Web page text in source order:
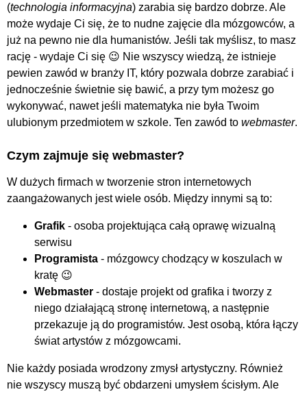
(technologia informacyjna) zarabia się bardzo dobrze. Ale
może wydaje Ci się, że to nudne zajęcie dla mózgowców, a
już na pewno nie dla humanistów. Jeśli tak myślisz, to masz
rację - wydaje Ci się 😉 Nie wszyscy wiedzą, że istnieje
pewien zawód w branży IT, który pozwala dobrze zarabiać i
jednocześnie świetnie się bawić, a przy tym możesz go
wykonywać, nawet jeśli matematyka nie była Twoim
ulubionym przedmiotem w szkole. Ten zawód to webmaster.
Czym zajmuje się webmaster?
W dużych firmach w tworzenie stron internetowych
zaangażowanych jest wiele osób. Między innymi są to:
Grafik - osoba projektująca całą oprawę wizualną
serwisu
Programista - mózgowcy chodzący w koszulach w
kratę 😉
Webmaster - dostaje projekt od grafika i tworzy z
niego działającą stronę internetową, a następnie
przekazuje ją do programistów. Jest osobą, która łączy
świat artystów z mózgowcami.
Nie każdy posiada wrodzony zmysł artystyczny. Również
nie wszyscy muszą być obdarzeni umysłem ścisłym. Ale